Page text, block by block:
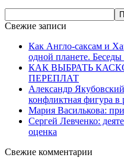
Свежие записи
Как Англо-саксам и
одной планете. Беседы
КАК ВЫБРАТЬ
ПЕРЕПЛАТ
Александр
конфликтная фигура в
Мария Василькова:
Сергей Левченко:
оценка
Свежие комментарии